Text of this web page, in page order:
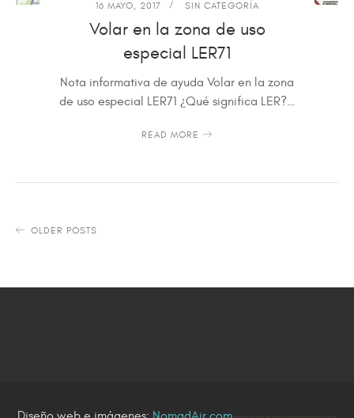
16 MAYO, 2017 SIN CATEGORÍA
Volar en la zona de uso
especial LER71
Nota informativa de ayuda Volar en la zona
de uso especial LER71 ¿Qué significa LER?…
READ MORE
OLDER POSTS